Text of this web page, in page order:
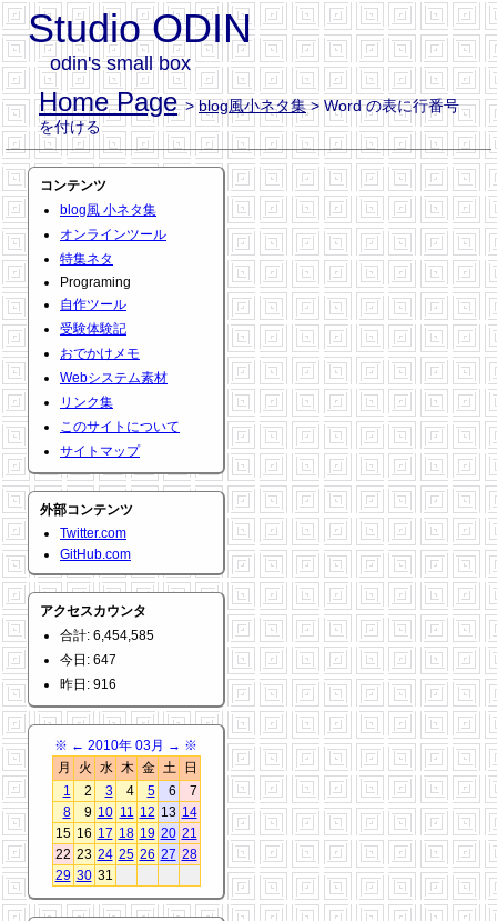
Studio ODIN
odin's small box
Home Page >blog風小ネタ集> Word の表に行番号
を付ける
コンテンツ
blog風 小ネタ集
オンラインツール
特集ネタ
Programing
自作ツール
受験体験記
おでかけメモ
Webシステム素材
リンク集
このサイトについて
サイトマップ
外部コンテンツ
Twitter.com
GitHub.com
アクセスカウンタ
合計: 6,454,585
今日: 647
昨日: 916
※ ← 2010年 03月 → ※
月
火 水 木 金 土
日
1
2 3 4 5 6
7
8
9 10 11 12 13 14
15 16 17 18 19 20 21
22 23 24 25 26 27 28
29 30 31